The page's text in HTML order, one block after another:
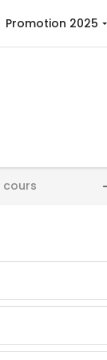
Promotion 2025